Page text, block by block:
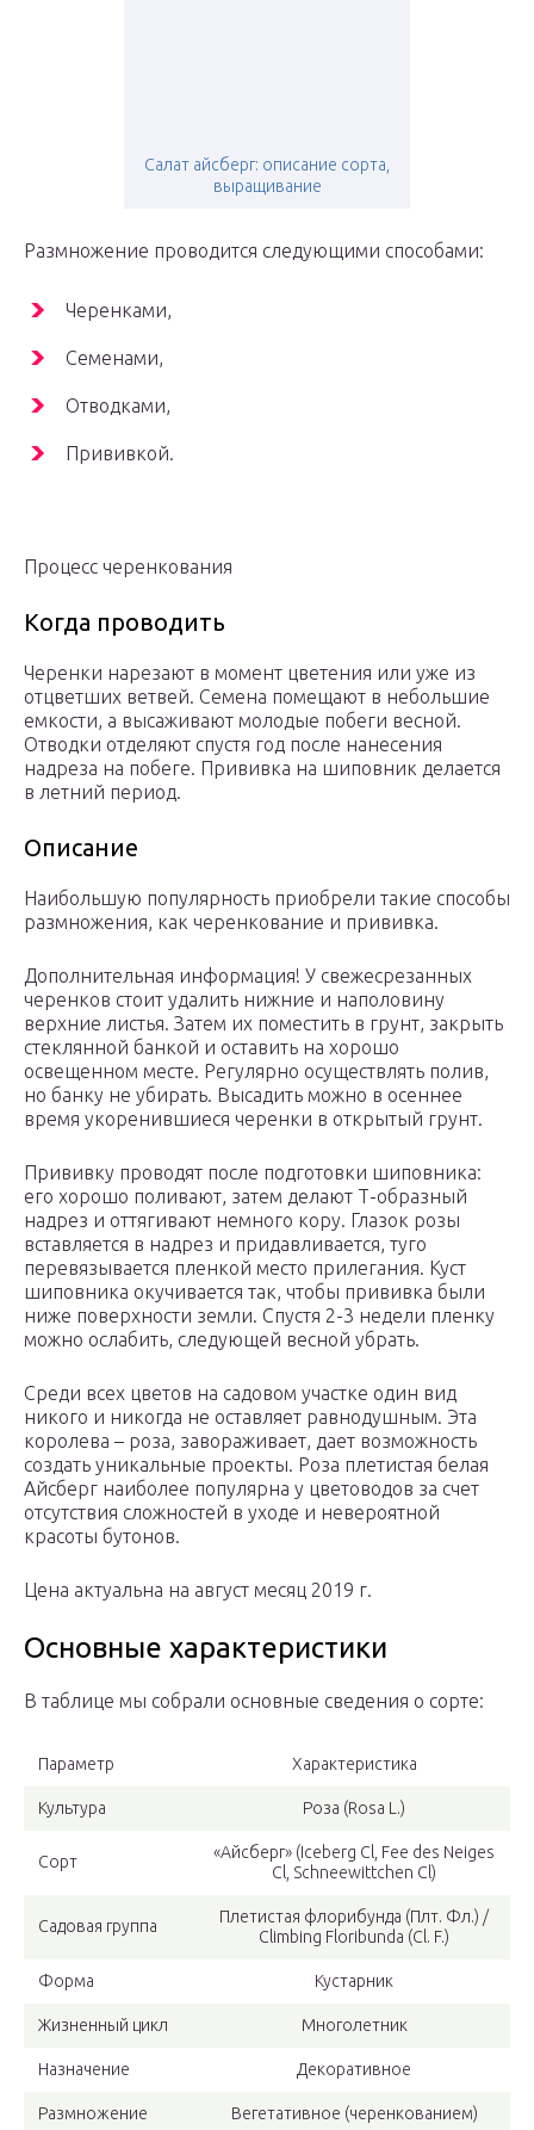
Салат айсберг: описание сорта,
выращивание
Размножение проводится следующими способами:
Черенками,
Семенами,
Отводками,
Прививкой.
Процесс черенкования
Когда проводить
Черенки нарезают в момент цветения или уже из
отцветших ветвей. Семена помещают в небольшие
емкости, а высаживают молодые побеги весной.
Отводки отделяют спустя год после нанесения
надреза на побеге. Прививка на шиповник делается
в летний период.
Описание
Наибольшую популярность приобрели такие способы
размножения, как черенкование и прививка.
Дополнительная информация! У свежесрезанных
черенков стоит удалить нижние и наполовину
верхние листья. Затем их поместить в грунт, закрыть
стеклянной банкой и оставить на хорошо
освещенном месте. Регулярно осуществлять полив,
но банку не убирать. Высадить можно в осеннее
время укоренившиеся черенки в открытый грунт.
Прививку проводят после подготовки шиповника:
его хорошо поливают, затем делают Т-образный
надрез и оттягивают немного кору. Глазок розы
вставляется в надрез и придавливается, туго
перевязывается пленкой место прилегания. Куст
шиповника окучивается так, чтобы прививка были
ниже поверхности земли. Спустя 2-3 недели пленку
можно ослабить, следующей весной убрать.
Среди всех цветов на садовом участке один вид
никого и никогда не оставляет равнодушным. Эта
королева – роза, завораживает, дает возможность
создать уникальные проекты. Роза плетистая белая
Айсберг наиболее популярна у цветоводов за счет
отсутствия сложностей в уходе и невероятной
красоты бутонов.
Цена актуальна на август месяц 2019 г.
Основные характеристики
В таблице мы собрали основные сведения о сорте:
Параметр Характеристика
Культура Роза (Rosa L.)
Сорт
«Айсберг» (Iceberg Cl, Fee des Neiges
Cl, Schneewittchen Cl)
Садовая группа
Плетистая флорибунда (Плт. Фл.) /
Climbing Floribunda (Cl. F.)
Форма Кустарник
Жизненный цикл Многолетник
Назначение Декоративное
Размножение Вегетативное (черенкованием)